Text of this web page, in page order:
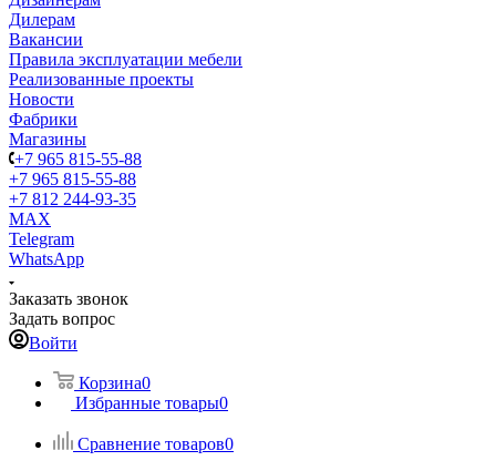
Дилерам
Вакансии
Правила эксплуатации мебели
Реализованные проекты
Новости
Фабрики
Магазины
+7 965 815-55-88
+7 965 815-55-88
+7 812 244-93-35
MAX
Telegram
WhatsApp
Заказать звонок
Задать вопрос
Войти
Корзина0
Избранные товары0
Сравнение товаров0